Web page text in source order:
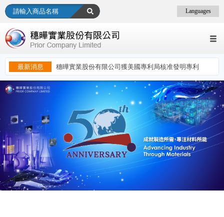
Languages
最新消息 穗曄實業股份有限公司獲美國專利局核准發明專利